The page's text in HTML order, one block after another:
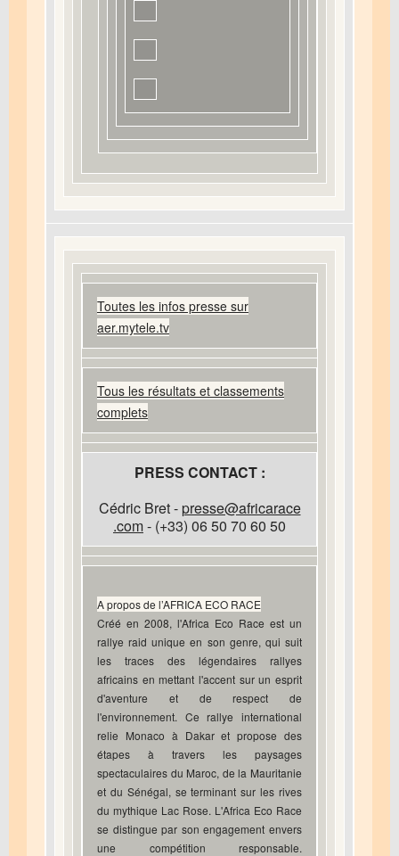
Toutes les infos presse sur
aer.mytele.tv
Tous les résultats et classements
complets
PRESS CONTACT :
Cédric Bret - presse@africarace
.com- (+33) 06 50 70 60 50
A propos de l’AFRICA ECO RACE
Créé en 2008, l'Africa Eco Race est un
rallye raid unique en son genre, qui suit
les traces des légendaires rallyes
africains en mettant l'accent sur un esprit
d'aventure et de respect de
l'environnement. Ce rallye international
relie Monaco à Dakar et propose des
étapes à travers les paysages
spectaculaires du Maroc, de la Mauritanie
et du Sénégal, se terminant sur les rives
du mythique Lac Rose. L'Africa Eco Race
se distingue par son engagement envers
une compétition responsable.